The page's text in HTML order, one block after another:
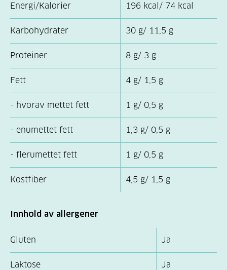
Energi/Kalorier 196 kcal/ 74 kcal
Karbohydrater 30 g/ 11,5 g
Proteiner 8 g/ 3 g
Fett 4 g/ 1,5 g
- hvorav mettet fett 1 g/ 0,5 g
- enumettet fett 1,3 g/ 0,5 g
- flerumettet fett 1 g/ 0,5 g
Kostfiber 4,5 g/ 1,5 g
Innhold av allergener
Gluten Ja
Laktose Ja